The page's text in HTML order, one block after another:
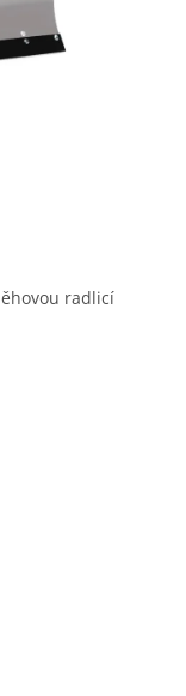
radlicí